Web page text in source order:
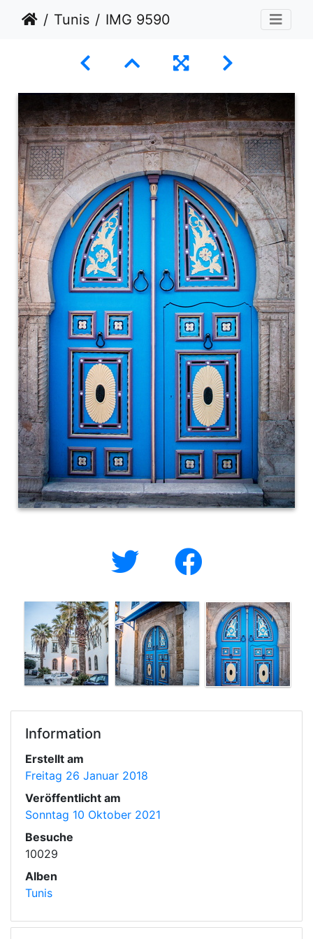
Tunis IMG 9590
Information
Erstellt am
Freitag 26 Januar 2018
Veröffentlicht am
Sonntag 10 Oktober 2021
Besuche
10029
Alben
Tunis